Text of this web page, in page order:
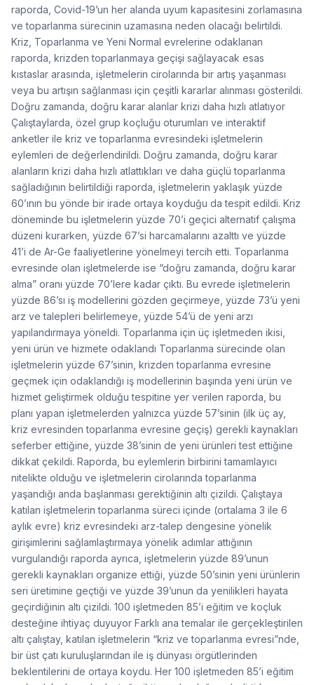
raporda, Covid-19’un her alanda uyum kapasitesini zorlamasına
ve toparlanma sürecinin uzamasına neden olacağı belirtildi.
Kriz, Toparlanma ve Yeni Normal evrelerine odaklanan
raporda, krizden toparlanmaya geçişi sağlayacak esas
kıstaslar arasında, işletmelerin cirolarında bir artış yaşanması
veya bu artışın sağlanması için çeşitli kararlar alınması gösterildi.
Doğru zamanda, doğru karar alanlar krizi daha hızlı atlatıyor
Çalıştaylarda, özel grup koçluğu oturumları ve interaktif
anketler ile kriz ve toparlanma evresindeki işletmelerin
eylemleri de değerlendirildi. Doğru zamanda, doğru karar
alanların krizi daha hızlı atlattıkları ve daha güçlü toparlanma
sağladığının belirtildiği raporda, işletmelerin yaklaşık yüzde
60’ının bu yönde bir irade ortaya koyduğu da tespit edildi. Kriz
döneminde bu işletmelerin yüzde 70’i geçici alternatif çalışma
düzeni kurarken, yüzde 67’si harcamalarını azalttı ve yüzde
41’i de Ar-Ge faaliyetlerine yönelmeyi tercih etti. Toparlanma
evresinde olan işletmelerde ise “doğru zamanda, doğru karar
alma” oranı yüzde 70’lere kadar çıktı. Bu evrede işletmelerin
yüzde 86’sı iş modellerini gözden geçirmeye, yüzde 73’ü yeni
arz ve talepleri belirlemeye, yüzde 54’ü de yeni arzı
yapılandırmaya yöneldi. Toparlanma için üç işletmeden ikisi,
yeni ürün ve hizmete odaklandı Toparlanma sürecinde olan
işletmelerin yüzde 67’sinin, krizden toparlanma evresine
geçmek için odaklandığı iş modellerinin başında yeni ürün ve
hizmet geliştirmek olduğu tespitine yer verilen raporda, bu
planı yapan işletmelerden yalnızca yüzde 57’sinin (ilk üç ay,
kriz evresinden toparlanma evresine geçiş) gerekli kaynakları
seferber ettiğine, yüzde 38’sinin de yeni ürünleri test ettiğine
dikkat çekildi. Raporda, bu eylemlerin birbirini tamamlayıcı
nitelikte olduğu ve işletmelerin cirolarında toparlanma
yaşandığı anda başlanması gerektiğinin altı çizildi. Çalıştaya
katılan işletmelerin toparlanma süreci içinde (ortalama 3 ile 6
aylık evre) kriz evresindeki arz-talep dengesine yönelik
girişimlerini sağlamlaştırmaya yönelik adımlar attığının
vurgulandığı raporda ayrıca, işletmelerin yüzde 89’unun
gerekli kaynakları organize ettiği, yüzde 50’sinin yeni ürünlerin
seri üretimine geçtiği ve yüzde 39’unun da yenilikleri hayata
geçirdiğinin altı çizildi. 100 işletmeden 85’i eğitim ve koçluk
desteğine ihtiyaç duyuyor Farklı ana temalar ile gerçekleştirilen
altı çalıştay, katılan işletmelerin “kriz ve toparlanma evresi”nde,
bir üst çatı kuruluşlarından ile iş dünyası örgütlerinden
beklentilerini de ortaya koydu. Her 100 işletmeden 85’i eğitim